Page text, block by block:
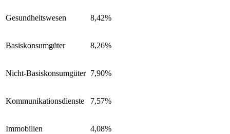
Gesundheitswesen 8,42%
Basiskonsumgüter 8,26%
Nicht-Basiskonsumgüter 7,90%
Kommunikationsdienste 7,57%
Immobilien 4,08%